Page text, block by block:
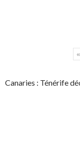
«
Canaries : Ténérife